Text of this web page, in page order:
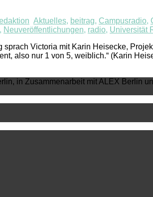
Aktuelles, beitrag, Campusradio,
, Neuveröffentlichungen, radio, Universität
Victoria mit Karin Heisecke,
also nur 1 von 5, weiblich.“ (Karin
in Zusammenarbeit mit ALEX Berlin